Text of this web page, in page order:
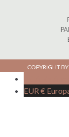
COPYRIGHT
EUR €